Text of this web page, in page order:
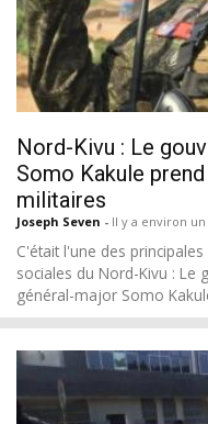
Nord-Kivu : Le
Somo Kakule
militaires
Joseph Seven - Il y a environ
C'était l'une des
sociales du Nord-Kivu : Le
général-major Somo